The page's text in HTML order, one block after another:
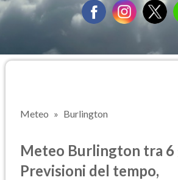
Meteo Burlington
Meteo Burlington tra 6
Previsioni del tempo,